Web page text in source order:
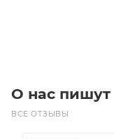
О нас пишут
ВСЕ ОТЗЫВЫ